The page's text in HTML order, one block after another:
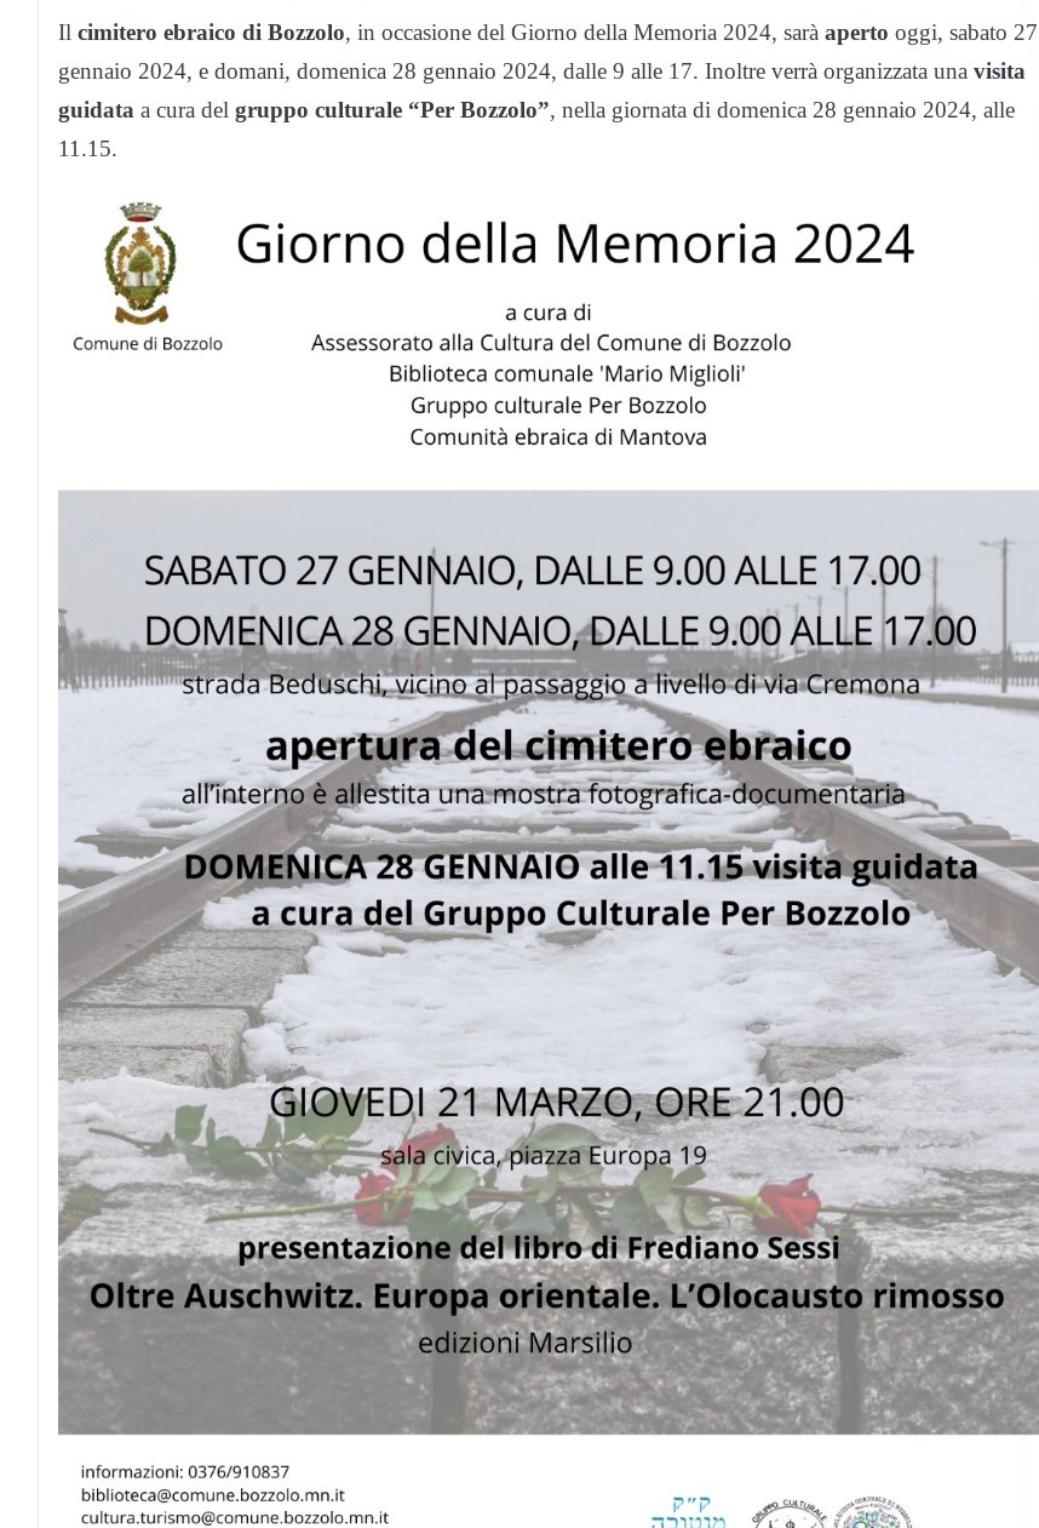
Il cimitero ebraico di Bozzolo, in occasione del Giorno della Memoria 2024, sarà aperto oggi, sabato 27
gennaio 2024, e domani, domenica 28 gennaio 2024, dalle 9 alle 17. Inoltre verrà organizzata una visita
guidata a cura del gruppo culturale “Per Bozzolo”, nella giornata di domenica 28 gennaio 2024, alle
11.15.